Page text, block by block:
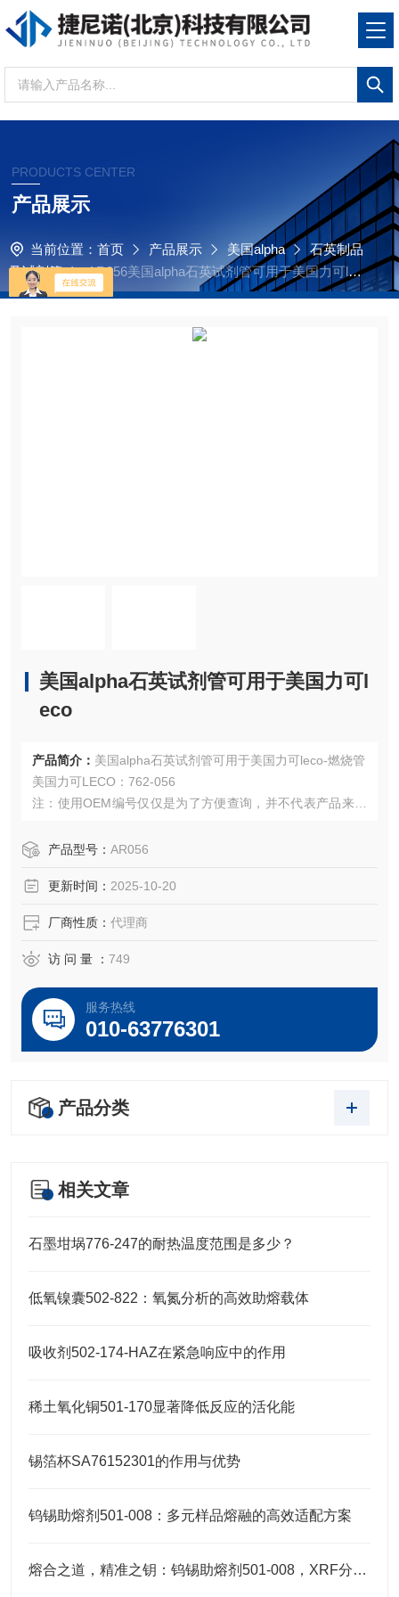
PRODUCTS CENTER
产品展示
当前位置： 首页 产品展示 美国alpha
石英制品
及试剂管
AR056美国alpha石英试剂管可用于美国力可lec
o
美国alpha石英试剂管可用于美国力可l
eco
产品简介： 美国alpha石英试剂管可用于美国力可leco-燃烧管
美国力可LECO：762-056
注：使用OEM编号仅仅是为了方便查询，并不代表产品来自
于所对应仪器。
产品型号： AR056
更新时间： 2025-10-20
厂商性质： 代理商
访 问 量 ： 749
服务热线
010-63776301
产品分类
相关文章
石墨坩埚776-247的耐热温度范围是多少？
低氧镍囊502-822：氧氮分析的高效助熔载体
吸收剂502-174-HAZ在紧急响应中的作用
稀土氧化铜501-170显著降低反应的活化能
锡箔杯SA76152301的作用与优势
钨锡助熔剂501-008：多元样品熔融的高效适配方案
熔合之道，精准之钥：钨锡助熔剂501-008，XRF分析的伴侣